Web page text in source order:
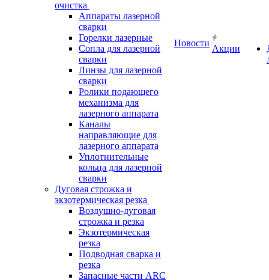
очистка
Аппараты лазерной
сварки
Горелки лазерные
Сопла для лазерной
сварки
Линзы для лазерной
сварки
Ролики подающего
механизма для
лазерного аппарата
Каналы
направляющие для
лазерного аппарата
Уплотнительные
кольца для лазерной
сварки
Дуговая строжка и
экзотермическая резка
Воздушно-дуговая
строжка и резка
Экзотермическая
резка
Подводная сварка и
резка
Запасные части ARC
Новости
Акции